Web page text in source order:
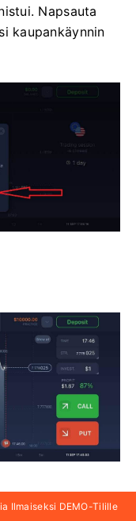
Napsauta
kaupankäynnin
Saat 10 000 D
Ilmaiseksi DEMO-Tilille